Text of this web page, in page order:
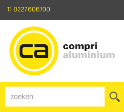
T: 0227 606700